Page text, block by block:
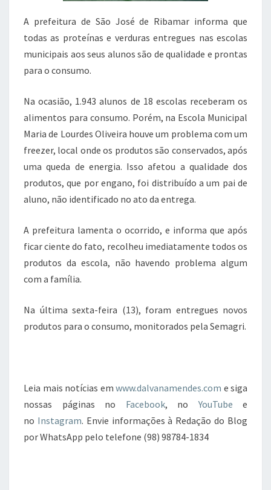
A prefeitura de São José de Ribamar informa que
todas as proteínas e verduras entregues nas escolas
municipais aos seus alunos são de qualidade e prontas
para o consumo.
Na ocasião, 1.943 alunos de 18 escolas receberam os
alimentos para consumo. Porém, na Escola Municipal
Maria de Lourdes Oliveira houve um problema com um
freezer, local onde os produtos são conservados, após
uma queda de energia. Isso afetou a qualidade dos
produtos, que por engano, foi distribuído a um pai de
aluno, não identificado no ato da entrega.
A prefeitura lamenta o ocorrido, e informa que após
ficar ciente do fato, recolheu imediatamente todos os
produtos da escola, não havendo problema algum
com a família.
Na última sexta-feira (13), foram entregues novos
produtos para o consumo, monitorados pela Semagri.
Leia mais notícias em www.dalvanamendes.com e siga
nossas páginas no Facebook, noYouTube e
no Instagram. Envie informações à Redação do Blog
por WhatsApp pelo telefone (98) 98784-1834